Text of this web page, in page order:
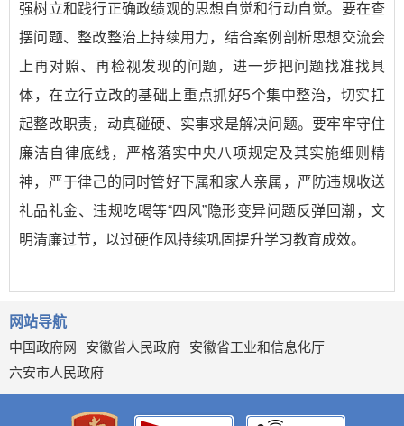
强树立和践行正确政绩观的思想自觉和行动自觉。要在查
摆问题、整改整治上持续用力，结合案例剖析思想交流会
上再对照、再检视发现的问题，进一步把问题找准找具
体，在立行立改的基础上重点抓好5个集中整治，切实扛
起整改职责，动真碰硬、实事求是解决问题。要牢牢守住
廉洁自律底线，严格落实中央八项规定及其实施细则精
神，严于律己的同时管好下属和家人亲属，严防违规收送
礼品礼金、违规吃喝等“四风”隐形变异问题反弹回潮，文
明清廉过节，以过硬作风持续巩固提升学习教育成效。
网站导航
中国政府网
安徽省人民政府
安徽省工业和信息化厅
六安市人民政府